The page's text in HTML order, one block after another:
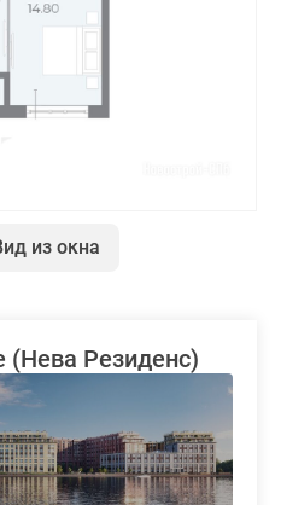
из окна
(Нева Резиденс)